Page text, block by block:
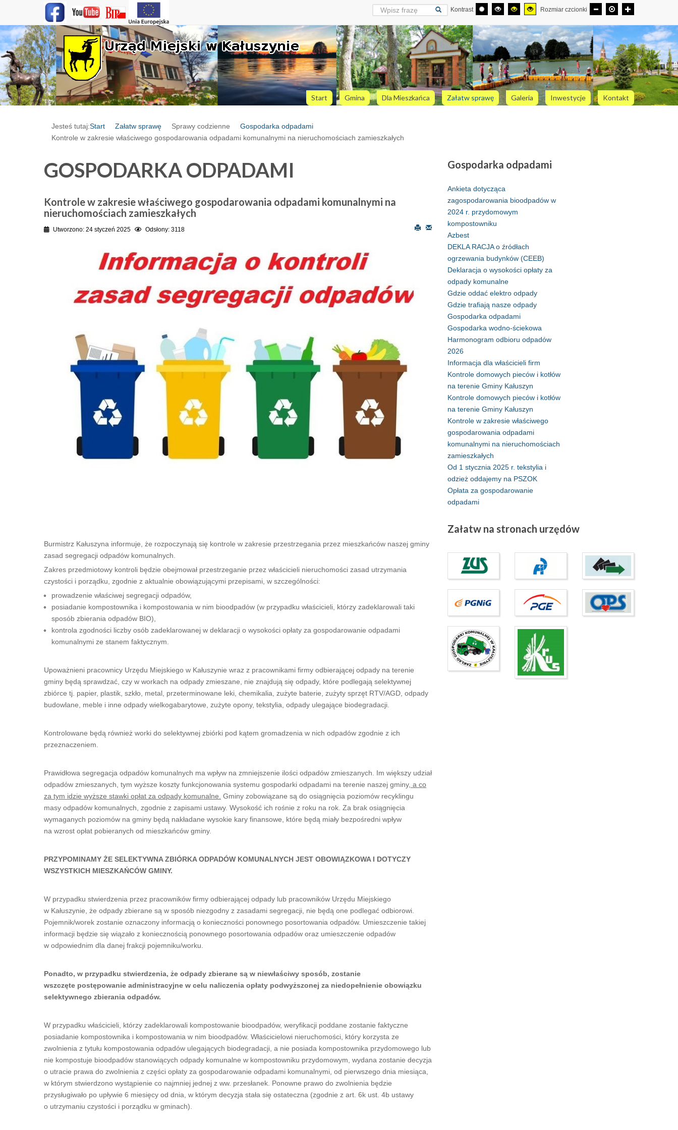
Kontrast Rozmiar czcionki
Start Gmina Dla Mieszkańca Załatw sprawę Galeria Inwestycje Kontakt
Jesteś tutaj:Start Załatw sprawę Sprawy codzienne
Gospodarka odpadami
Kontrole w zakresie właściwego gospodarowania odpadami komunalnymi na nieruchomościach zamieszkałych
GOSPODARKA ODPADAMI
Kontrole w zakresie właściwego gospodarowania odpadami komunalnymi na
nieruchomościach zamieszkałych
Utworzono: 24 styczeń 2025 Odsłony: 3118
Burmistrz Kałuszyna informuje, że rozpoczynają się kontrole w zakresie przestrzegania przez mieszkańców naszej gminy
zasad segregacji odpadów komunalnych.
Zakres przedmiotowy kontroli będzie obejmował przestrzeganie przez właścicieli nieruchomości zasad utrzymania
czystości i porządku, zgodnie z aktualnie obowiązującymi przepisami, w szczególności:
prowadzenie właściwej segregacji odpadów,
posiadanie kompostownika i kompostowania w nim bioodpadów (w przypadku właścicieli, którzy zadeklarowali taki
sposób zbierania odpadów BIO),
kontrola zgodności liczby osób zadeklarowanej w deklaracji o wysokości opłaty za gospodarowanie odpadami
komunalnymi ze stanem faktycznym.
Upoważnieni pracownicy Urzędu Miejskiego w Kałuszynie wraz z pracownikami firmy odbierającej odpady na terenie
gminy będą sprawdzać, czy w workach na odpady zmieszane, nie znajdują się odpady, które podlegają selektywnej
zbiórce tj. papier, plastik, szkło, metal, przeterminowane leki, chemikalia, zużyte baterie, zużyty sprzęt RTV/AGD, odpady
budowlane, meble i inne odpady wielkogabarytowe, zużyte opony, tekstylia, odpady ulegające biodegradacji.
Kontrolowane będą również worki do selektywnej zbiórki pod kątem gromadzenia w nich odpadów zgodnie z ich
przeznaczeniem.
Prawidłowa segregacja odpadów komunalnych ma wpływ na zmniejszenie ilości odpadów zmieszanych. Im większy udział
odpadów zmieszanych, tym wyższe koszty funkcjonowania systemu gospodarki odpadami na terenie naszej gminy, a co
za tym idzie wyższe stawki opłat za odpady komunalne. Gminy zobowiązane są do osiągnięcia poziomów recyklingu
masy odpadów komunalnych, zgodnie z zapisami ustawy. Wysokość ich rośnie z roku na rok. Za brak osiągnięcia
wymaganych poziomów na gminy będą nakładane wysokie kary finansowe, które będą miały bezpośredni wpływ
na wzrost opłat pobieranych od mieszkańców gminy.
PRZYPOMINAMY ŻE SELEKTYWNA ZBIÓRKA ODPADÓW KOMUNALNYCH JEST OBOWIĄZKOWA I DOTYCZY
WSZYSTKICH MIESZKAŃCÓW GMINY.
W przypadku stwierdzenia przez pracowników firmy odbierającej odpady lub pracowników Urzędu Miejskiego
w Kałuszynie, że odpady zbierane są w sposób niezgodny z zasadami segregacji, nie będą one podlegać odbiorowi.
Pojemnik/worek zostanie oznaczony informacją o konieczności ponownego posortowania odpadów. Umieszczenie takiej
informacji będzie się wiązało z koniecznością ponownego posortowania odpadów oraz umieszczenie odpadów
w odpowiednim dla danej frakcji pojemniku/worku.
Ponadto, w przypadku stwierdzenia, że odpady zbierane są w niewłaściwy sposób, zostanie
wszczęte postępowanie administracyjne w celu naliczenia opłaty podwyższonej za niedopełnienie obowiązku
selektywnego zbierania odpadów.
W przypadku właścicieli, którzy zadeklarowali kompostowanie bioodpadów, weryfikacji poddane zostanie faktyczne
posiadanie kompostownika i kompostowania w nim bioodpadów. Właścicielowi nieruchomości, który korzysta ze
zwolnienia z tytułu kompostowania odpadów ulegających biodegradacji, a nie posiada kompostownika przydomowego lub
nie kompostuje bioodpadów stanowiących odpady komunalne w kompostowniku przydomowym, wydana zostanie decyzja
o utracie prawa do zwolnienia z części opłaty za gospodarowanie odpadami komunalnymi, od pierwszego dnia miesiąca,
w którym stwierdzono wystąpienie co najmniej jednej z ww. przesłanek. Ponowne prawo do zwolnienia będzie
przysługiwało po upływie 6 miesięcy od dnia, w którym decyzja stała się ostateczna (zgodnie z art. 6k ust. 4b ustawy
o utrzymaniu czystości i porządku w gminach).
Gospodarka odpadami
Ankieta dotycząca
zagospodarowania bioodpadów w
2024 r. przydomowym
kompostowniku
Azbest
DEKLA RACJA o źródłach
ogrzewania budynków (CEEB)
Deklaracja o wysokości opłaty za
odpady komunalne
Gdzie oddać elektro odpady
Gdzie trafiają nasze odpady
Gospodarka odpadami
Gospodarka wodno-ściekowa
Harmonogram odbioru odpadów
2026
Informacja dla właścicieli firm
Kontrole domowych pieców i kotłów
na terenie Gminy Kałuszyn
Kontrole domowych pieców i kotłów
na terenie Gminy Kałuszyn
Kontrole w zakresie właściwego
gospodarowania odpadami
komunalnymi na nieruchomościach
zamieszkałych
Od 1 stycznia 2025 r. tekstylia i
odzież oddajemy na PSZOK
Opłata za gospodarowanie
odpadami
Załatw na stronach urzędów